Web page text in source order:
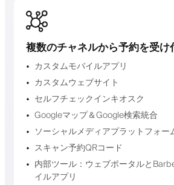
複数のチャネルから予約を受け
カスタムモバイルアプリ
カスタムウェブサイト
セルフチェックインキオスク
Googleマップ＆Google検索統合
ソーシャルメディアプラットフォー
スキャン予約QRコード
内部ツール：ウェブポータルと
イルアプリ